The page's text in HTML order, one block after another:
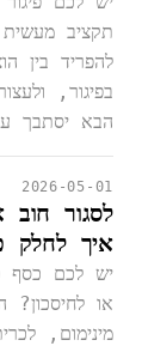
תקציב
להפריד בין
בפיגור,
הבא יסתבך
2026-05-01
איך לחלק
יש לכם כסף
מינימום,